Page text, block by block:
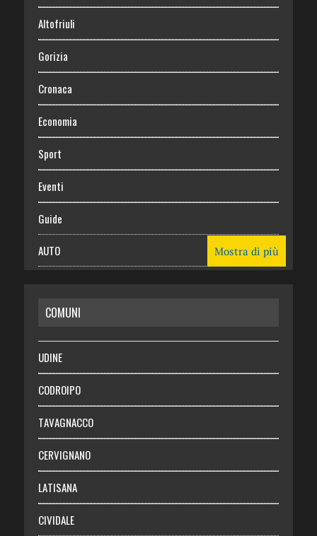
Altofriuli
Gorizia
Cronaca
Economia
Sport
Eventi
Guide
AUTO
RISPARMIO
SALUTE
Necrologie
Chi siamo
Abbonati
Login
Mostra di più
COMUNI
UDINE
CODROIPO
TAVAGNACCO
CERVIGNANO
LATISANA
CIVIDALE